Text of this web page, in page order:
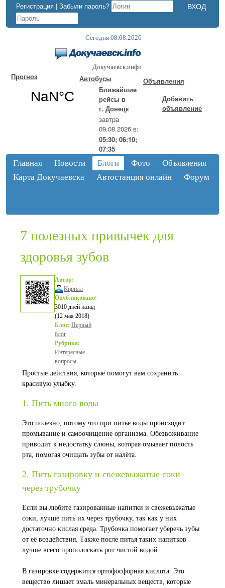
Регистрация | Забыли пароль?
Сегодня 08.08.2026
Докучаевск.инфо
Прогноз
Автобусы
Ближайшие
рейсы в
г. Донецк
завтра
09.08.2026 в:
05:30; 06:10;
07:35
Объявления
Добавить
объявление
Главная Новости Блоги Фото
Объявления
Карта Докучаевска
Автостанция онлайн Форум
7 полезных привычек для
здоровья зубов
Автор:
Кирилл
Опубликовано:
3010 дней назад
(12 мая 2018)
Блог: Первый
блог
Рубрика:
Интересные
вопросы
Простые действия, которые помогут вам сохранить
красивую улыбку.
1. Пить много воды
Это полезно, потому что при питье воды происходит
промывание и самоочищение организма. Обезвоживание
приводит к недостатку слюны, которая омывает полость
рта, помогая очищать зубы от налёта.
2. Пить газировку и свежевыжатые соки
через трубочку
Если вы любите газированные напитки и свежевыжатые
соки, лучше пить их через трубочку, так как у них
достаточно кислая среда. Трубочка помогает уберечь зубы
от её воздействия. Также после питья таких напитков
лучше всего прополоскать рот чистой водой.
В газировке содержится ортофосфорная кислота. Это
вещество лишает эмаль минеральных веществ, которые